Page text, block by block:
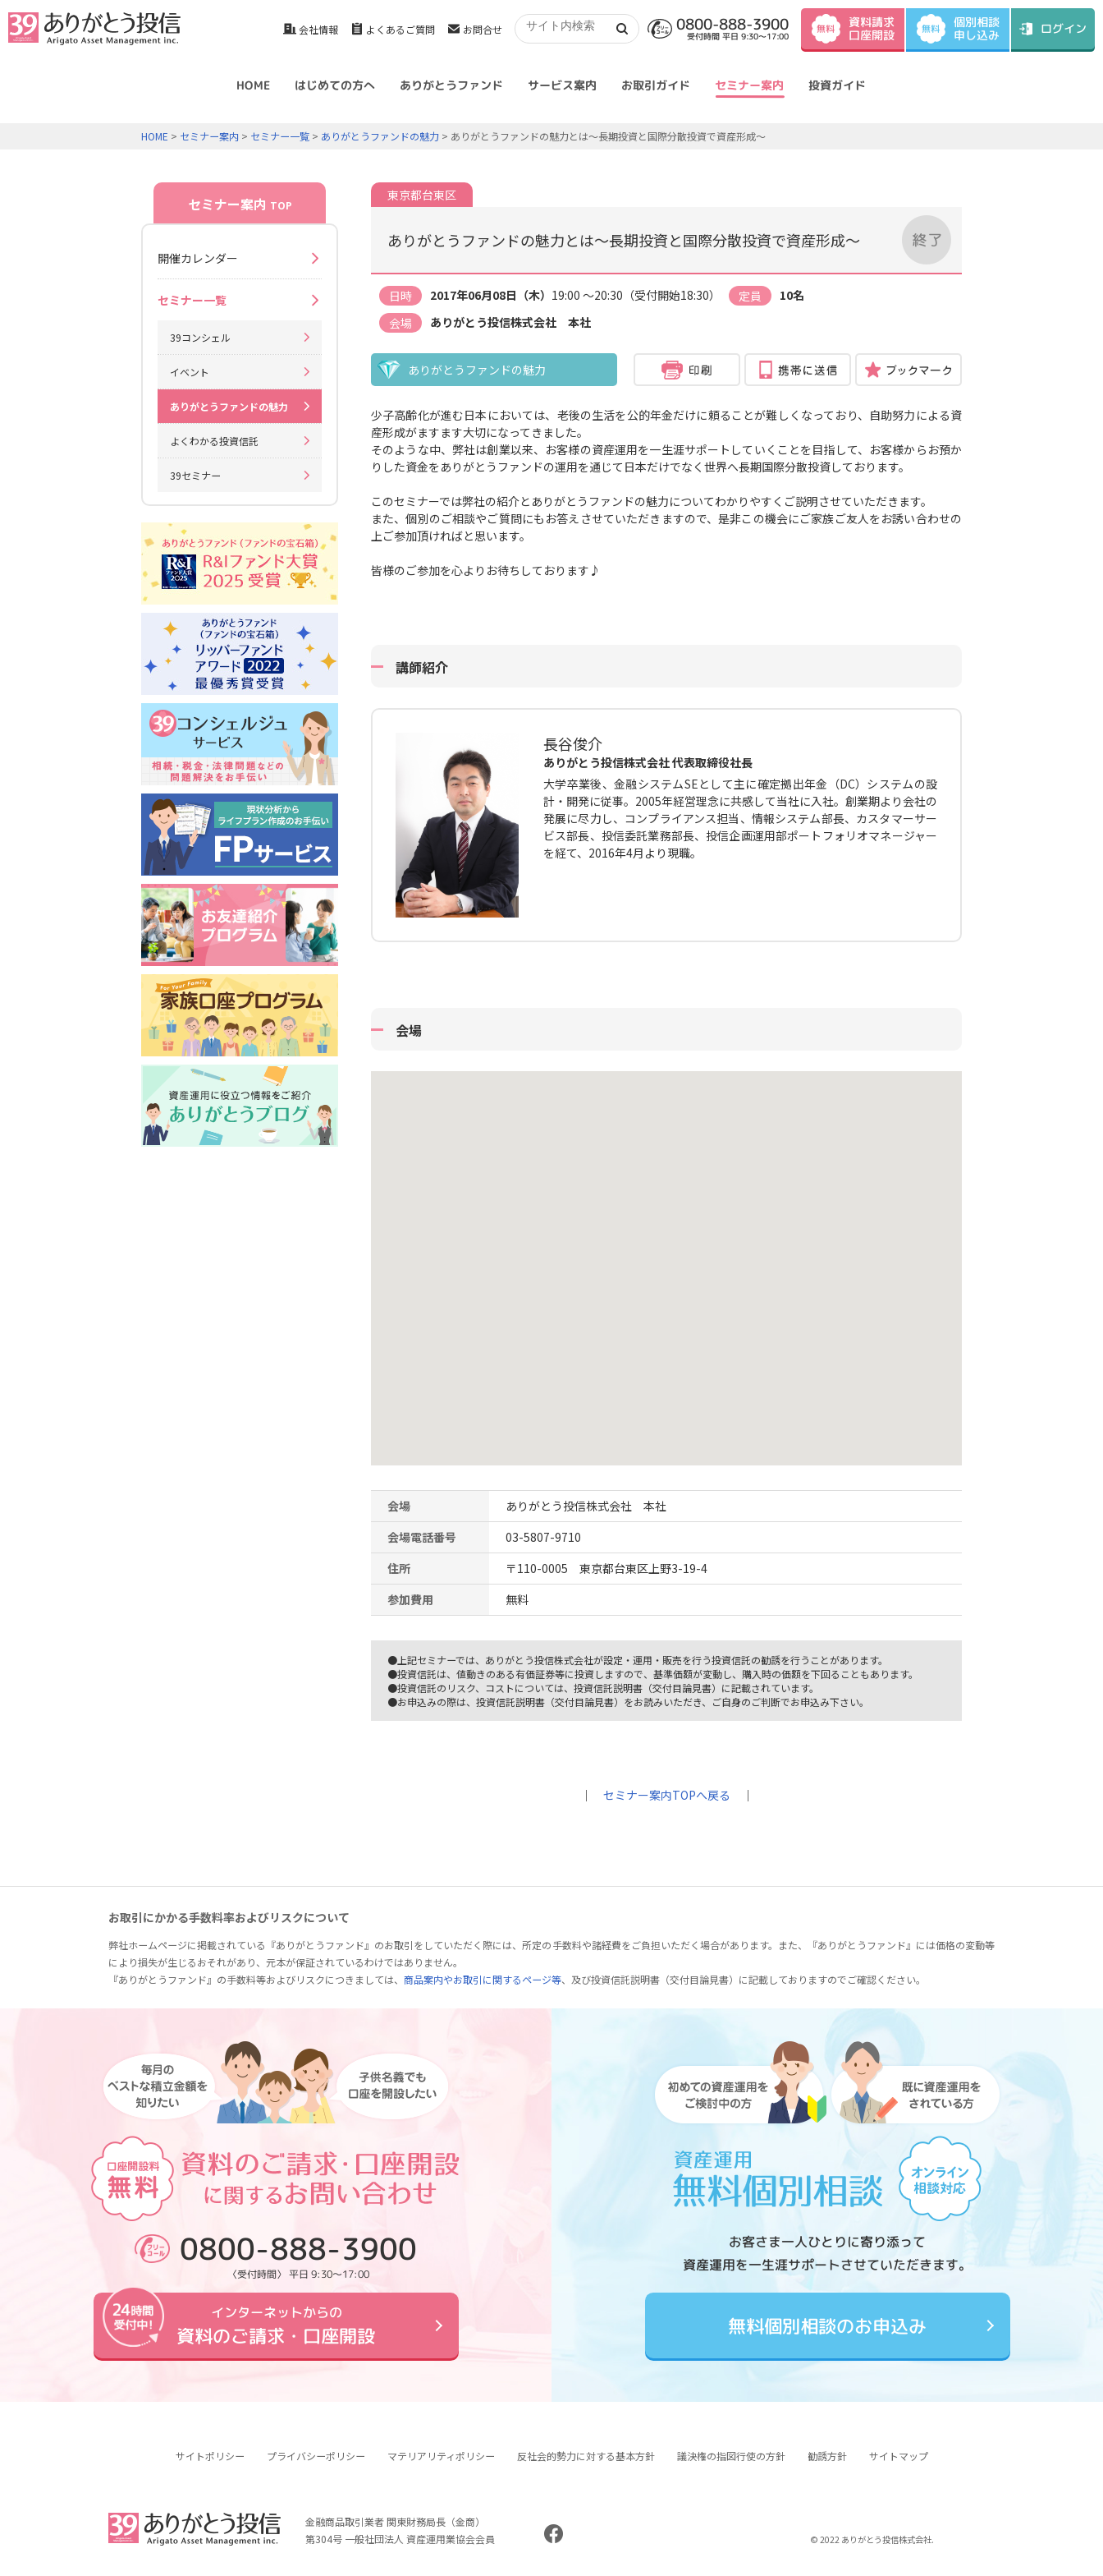
会社情報 よくあるご質問 お問合せ 0800-888-3900
受付時間 平日 9:30～17:00
無料 資料請求
口座開設 無料 個別相談
申し込み ログイン
HOME はじめての方へ ありがとうファンド サービス案内 お取引ガイド セミナー案内 投資ガイド
HOME > セミナー案内 > セミナー一覧 > ありがとうファンドの魅力 > ありがとうファンドの魅力とは～長期投資と国際分散投資で資産形成～
東京都台東区
ありがとうファンドの魅力とは～長期投資と国際分散投資で資産形成～
日時 2017年06月08日（木） 19:00 ～20:30（受付開始18:30） 定員
10名
会場
ありがとう投信株式会社 本社
ありがとうファンドの魅力
少子高齢化が進む日本においては、老後の生活を公的年金だけに頼ることが難しくなっており、自助努力による資
産形成がますます大切になってきました。
そのような中、弊社は創業以来、お客様の資産運用を一生涯サポートしていくことを目指して、お客様からお預か
りした資金をありがとうファンドの運用を通じて日本だけでなく世界へ長期国際分散投資しております。
このセミナーでは弊社の紹介とありがとうファンドの魅力についてわかりやすくご説明させていただきます。
また、個別のご相談やご質問にもお答えさせていただきますので、是非この機会にご家族ご友人をお誘い合わせの
上ご参加頂ければと思います。
皆様のご参加を心よりお待ちしております♪
講師紹介
長谷俊介
ありがとう投信株式会社 代表取締役社長
大学卒業後、金融システムSEとして主に確定拠出年金（DC）システムの設
計・開発に従事。2005年経営理念に共感して当社に入社。創業期より会社の
発展に尽力し、コンプライアンス担当、情報システム部長、カスタマーサー
ビス部長、投信委託業務部長、投信企画運用部ポートフォリオマネージャー
を経て、2016年4月より現職。
会場
会場
ありがとう投信株式会社 本社
会場電話番号
03-5807-9710
住所
〒110-0005 東京都台東区上野3-19-4
参加費用
無料
●上記セミナーでは、ありがとう投信株式会社が設定・運用・販売を行う投資信託の勧誘を行うことがあります。
●投資信託は、値動きのある有価証券等に投資しますので、基準価額が変動し、購入時の価額を下回ることもあります。
●投資信託のリスク、コストについては、投資信託説明書（交付目論見書）に記載されています。
●お申込みの際は、投資信託説明書（交付目論見書）をお読みいただき、ご自身のご判断でお申込み下さい。
｜ セミナー案内TOPへ戻る ｜
セミナー案内 TOP
開催カレンダー
セミナー一覧
39コンシェル
イベント
ありがとうファンドの魅力
よくわかる投資信託
39セミナー
お取引にかかる手数料率およびリスクについて
弊社ホームページに掲載されている『ありがとうファンド』のお取引をしていただく際には、所定の手数料や諸経費をご負担いただく場合があります。また、『ありがとうファンド』には価格の変動等
により損失が生じるおそれがあり、元本が保証されているわけではありません。
『ありがとうファンド』の手数料等およびリスクにつきましては、 商品案内やお取引に関するページ等、及び投資信託説明書（交付目論見書）に記載しておりますのでご確認ください。
0800-888-3900
〈受付時間〉 平日 9:30～17:00
インターネットからの
資料のご請求・口座開設
お客さま一人ひとりに寄り添って
資産運用を一生涯サポートさせていただきます。
無料個別相談のお申込み
サイトポリシー プライバシーポリシー マテリアリティポリシー 反社会的勢力に対する基本方針 議決権の指図行使の方針 勧誘方針 サイトマップ
金融商品取引業者 関東財務局長（金商）
第304号 一般社団法人 資産運用業協会会員
© 2022 ありがとう投信株式会社.